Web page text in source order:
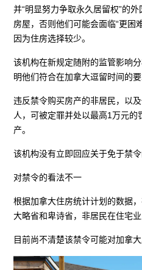
并“明显努力争取永久居留权”的
房屋，否则他们可能会面临“更困
因为住房选择较少。
该机构在新规定随附的监管影响
明他们符合在加拿大逗留时间的要
违反禁令购买房产的非居民，以
人，可被定罪并处以最高1万元
产。
该机构没有立即回应关于免于禁令
对禁令的看法不一
根据加拿大住房统计计划的数据
大略省和卑诗省，非居民在住宅
目前尚不清楚该禁令可能对加拿